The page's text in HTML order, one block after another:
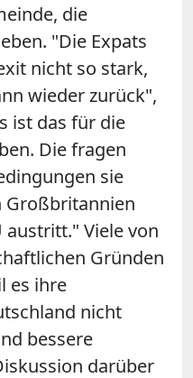
die
"Die Expats
nicht so stark,
wieder zurück",
ist das für die
Die fragen
sie
Großbritannien
austritt." Viele von
Gründen
es ihre
nicht
bessere
darüber